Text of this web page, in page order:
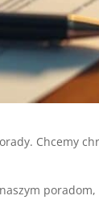
Chcemy